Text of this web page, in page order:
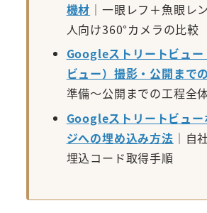
機材 ｜一眼レフ＋魚眼レ
人向け360°カメラの比較
Googleストリートビュー
ビュー）撮影・公開まで
準備〜公開までの工程全
Googleストリートビュー
ジへの埋め込み方法 ｜自
埋込コード取得手順